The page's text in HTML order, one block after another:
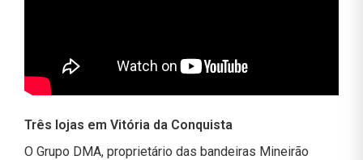
Três lojas em Vitória da Conquista
O Grupo DMA, proprietário das bandeiras Mineirão